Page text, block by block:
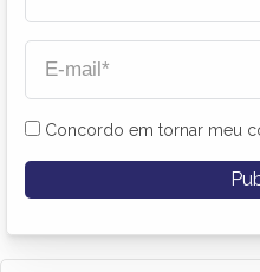
Concordo em tornar meu